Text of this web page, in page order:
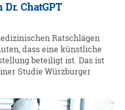
ChatGPT
Ratschlägen
dass eine künstliche
beteiligt ist. Das ist
Studie Würzburger